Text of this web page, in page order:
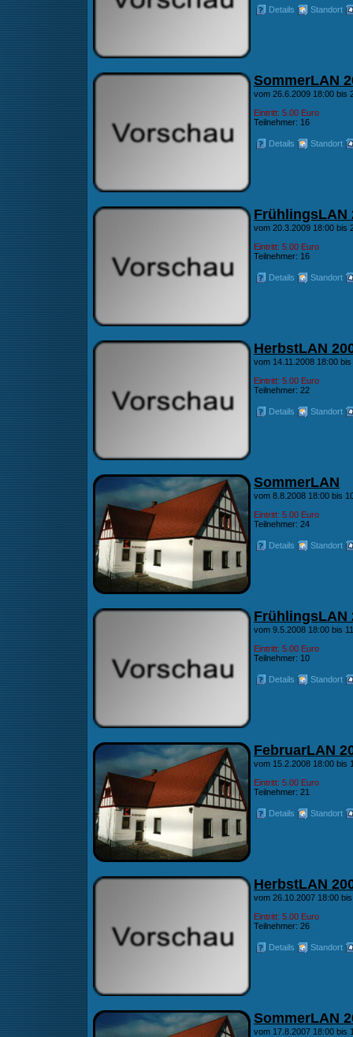
Details Standort
SommerLAN
vom 26.6.2009 18:00 bis
Eintritt: 5.00 Euro
Teilnehmer: 16
Details Standort
FrühlingsLAN
vom 20.3.2009 18:00 bis
Eintritt: 5.00 Euro
Teilnehmer: 16
Details Standort
HerbstLAN
vom 14.11.2008 18:00
Eintritt: 5.00 Euro
Teilnehmer: 22
Details Standort
SommerLAN
vom 8.8.2008 18:00 bis
Eintritt: 5.00 Euro
Teilnehmer: 24
Details Standort
FrühlingsLAN
vom 9.5.2008 18:00 bis
Eintritt: 5.00 Euro
Teilnehmer: 10
Details Standort
FebruarLAN
vom 15.2.2008 18:00 bis
Eintritt: 5.00 Euro
Teilnehmer: 21
Details Standort
HerbstLAN
vom 26.10.2007 18:00
Eintritt: 5.00 Euro
Teilnehmer: 26
Details Standort
SommerLAN
vom 17.8.2007 18:00 bis